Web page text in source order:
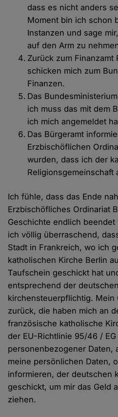
dass es nicht anders
Moment bin ich schon
Instanzen und sage
auf den Arm zu
Zurück zum Finanzamt
schicken mich zum
Finanzen.
Das
ich muss das mit dem
ich mich angemeldet
Das Bürgeramt
Erzbischöflichen
wurden, dass ich der
Religionsgemeinschaft
Ich fühle, dass das Ende
Erzbischöfliches Ordinariat
Geschichte endlich
ich völlig überraschend,
Stadt in Frankreich, wo ich
katholischen Kirche Berlin
Taufschein geschickt hat
entsprechend der
kirchensteuerpflichtig. Mein
zurück, die haben mich an
französische katholische
der EU-Richtlinie 95/46 /
personenbezogener Daten,
meine persönlichen Daten,
informieren, der deutschen
geschickt, um mir das Geld
ziehen.